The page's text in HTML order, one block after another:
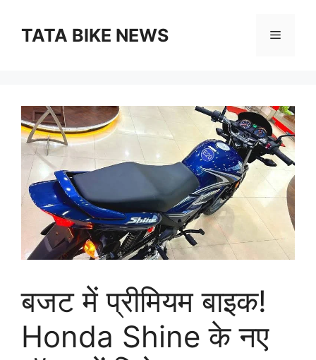
contentTATA BIKE NEWS Menu
बजट में प्रीमियम बाइक!
Honda Shine के नए